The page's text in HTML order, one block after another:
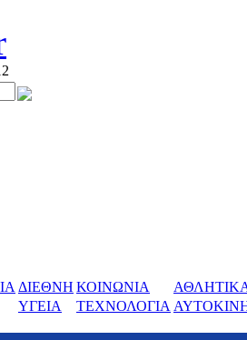
ΔΙΕΘΝΗ ΚΟΙΝΩΝΙΑ
ΥΓΕΙΑ ΤΕΧΝΟΛΟΓΙΑ